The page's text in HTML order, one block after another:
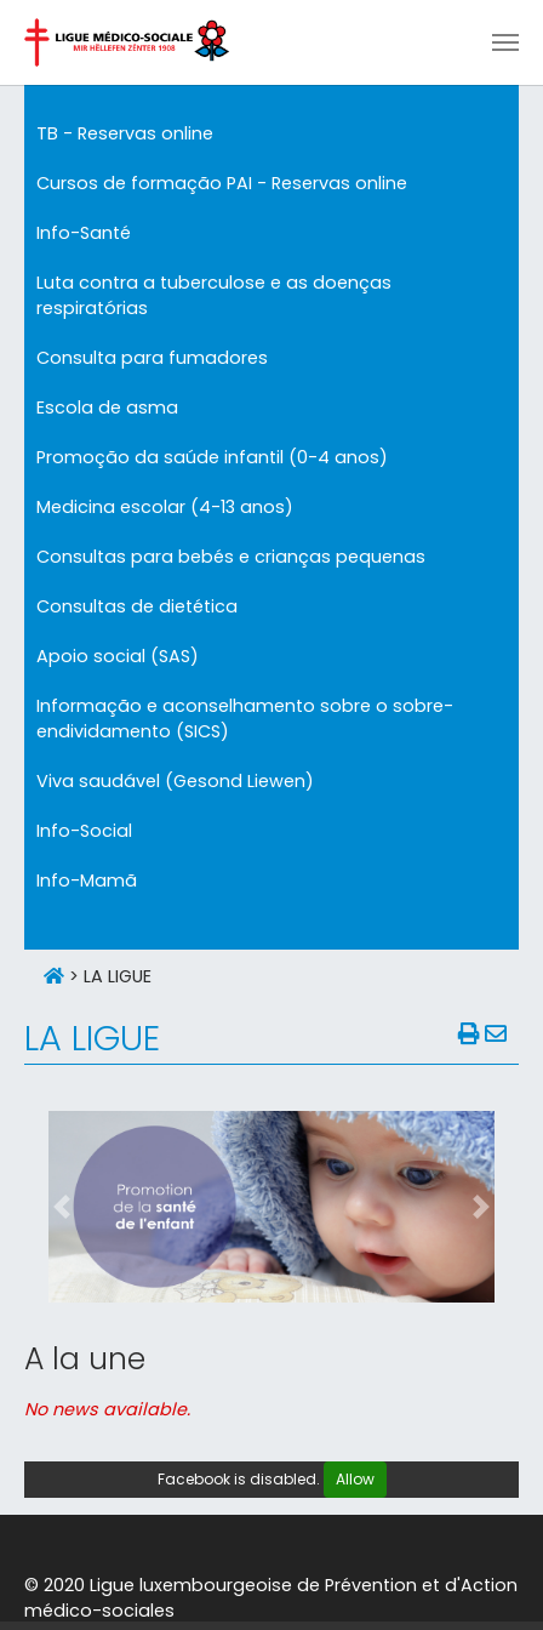
TB - Reservas online
Cursos de formação PAI - Reservas online
Info-Santé
Luta contra a tuberculose e as doenças
respiratórias
Consulta para fumadores
Escola de asma
Promoção da saúde infantil (0-4 anos)
Medicina escolar (4-13 anos)
Consultas para bebés e crianças pequenas
Consultas de dietética
Apoio social (SAS)
Informação e aconselhamento sobre o sobre-
endividamento (SICS)
Viva saudável (Gesond Liewen)
Info-Social
Info-Mamã
> LA LIGUE
LA LIGUE
Previous Next
A la une
No news available.
Facebook is disabled. Allow
© 2020 Ligue luxembourgeoise de Prévention et d'Action
médico-sociales